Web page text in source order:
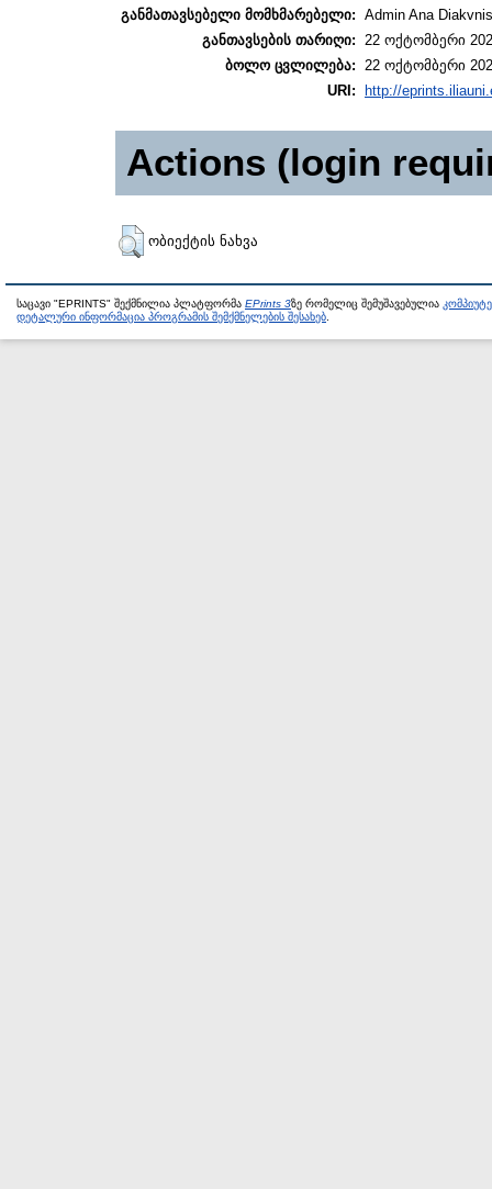
განმათავსებელი მომხმარებელი: Admin Ana
განთავსების თარიღი: 22 ოქტომბერი
ბოლო ცვლილება: 22 ოქტომბერი
URI:
http://
Actions (login
ობიექტის ნახვა
საცავი "EPRINTS" შექმნილია პლატფორმა EPrints 3ზე რომელიც შემუშავებულია
დეტალური ინფორმაცია პროგრამის შემქმნელების შესახებ.